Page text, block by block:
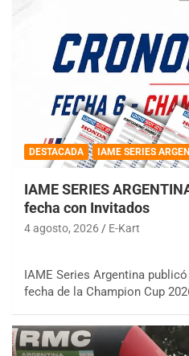
DESTACADA IAME SERIES
IAME SERIES
fecha con Invitados
4 agosto, 2026 E-Kart
IAME Series Argentina
fecha de la Champion Cup